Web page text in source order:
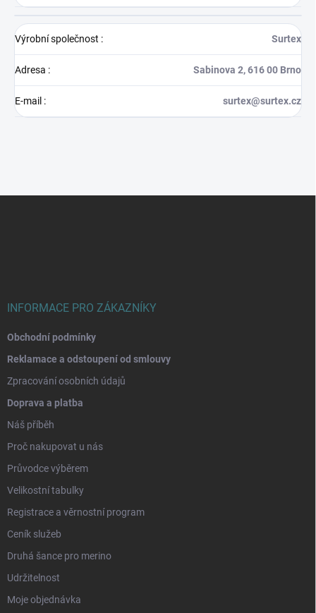
Výrobní společnost : Surtex
Adresa : Sabinova 2, 616 00 Brno
E-mail : surtex@surtex.cz
INFORMACE PRO ZÁKAZNÍKY
Obchodní podmínky
Reklamace a odstoupení od smlouvy
Zpracování osobních údajů
Doprava a platba
Náš příběh
Proč nakupovat u nás
Průvodce výběrem
Velikostní tabulky
Registrace a věrnostní program
Ceník služeb
Druhá šance pro merino
Udržitelnost
Moje objednávka